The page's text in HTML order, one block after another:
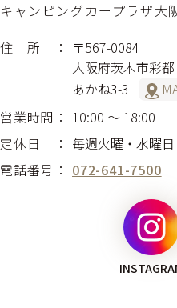
キャンピングカープラザ大
住 所
〒567-0084
大阪府茨木市彩都
あかね3-3
営業時間
10:00 〜 18:00
定休日
毎週火曜・水曜日
電話番号
072-641-7500